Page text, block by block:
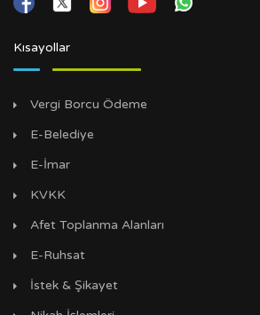
Kısayollar
Vergi Borcu Ödeme
E-Belediye
E-İmar
KVKK
Afet Toplanma Alanları
E-Ruhsat
İstek & Şikayet